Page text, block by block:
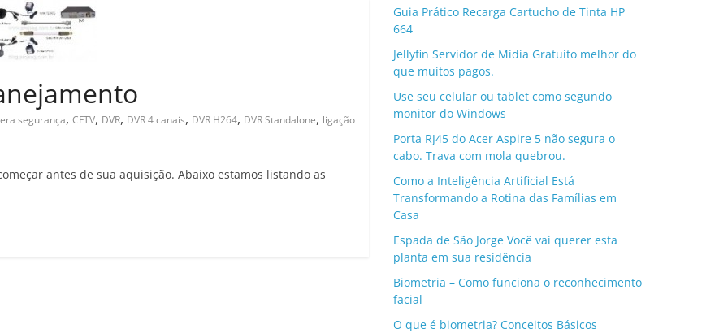
segurança, CFTV, DVR, DVR 4 canais, DVR H264, DVR Standalone, ligação
antes de sua aquisição. Abaixo estamos listando as
Guia Prático Recarga Cartucho de Tinta HP
664
Jellyfin Servidor de Mídia Gratuito melhor do
que muitos pagos.
Use seu celular ou tablet como segundo
monitor do Windows
Porta RJ45 do Acer Aspire 5 não segura o
cabo. Trava com mola quebrou.
Como a Inteligência Artificial Está
Transformando a Rotina das Famílias em
Casa
Espada de São Jorge Você vai querer esta
planta em sua residência
Biometria – Como funciona o reconhecimento
facial
O que é biometria? Conceitos Básicos